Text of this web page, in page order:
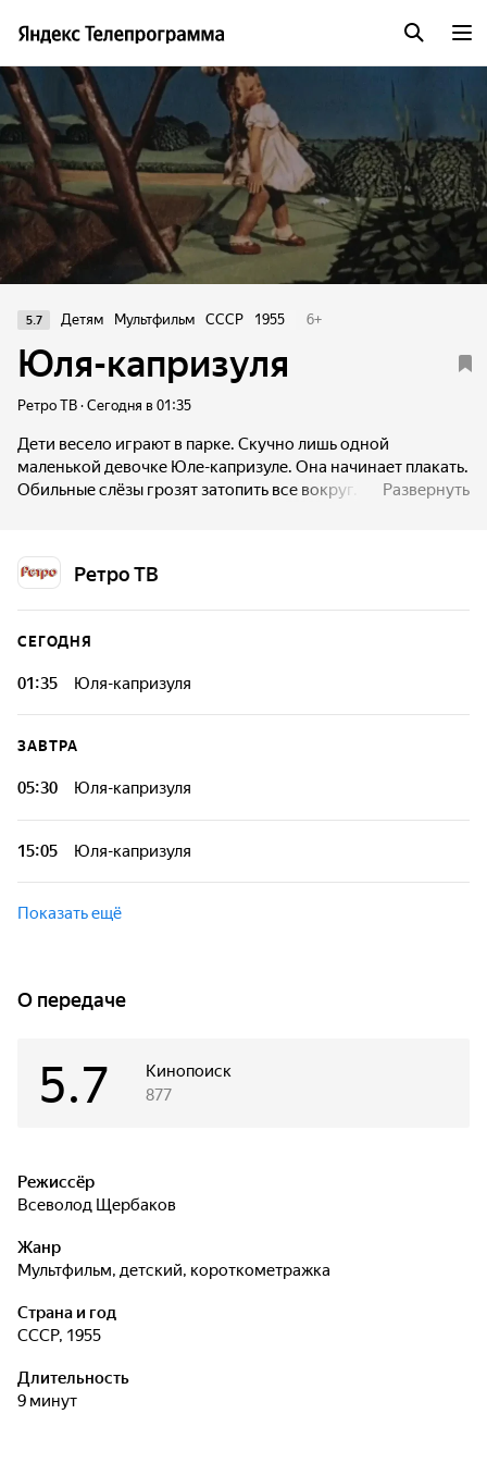
5.7 Детям Мультфильм СССР 1955 6+
Юля-капризуля
Ретро ТВ · Сегодня в 01:35
Дети весело играют в парке. Скучно лишь одной
маленькой девочке Юле-капризуле. Она начинает плакать.
Обильные слёзы грозят затопить все вокруг. Поток слёз не
Развернуть
Ретро ТВ
СЕГОДНЯ
01:35 Юля-капризуля
ЗАВТРА
05:30 Юля-капризуля
15:05 Юля-капризуля
Показать ещё
О передаче
Кинопоиск
5.7 877
Режиссёр
Всеволод Щербаков
Жанр
мультфильм, детский, короткометражка
Страна и год
СССР, 1955
Длительность
9 минут